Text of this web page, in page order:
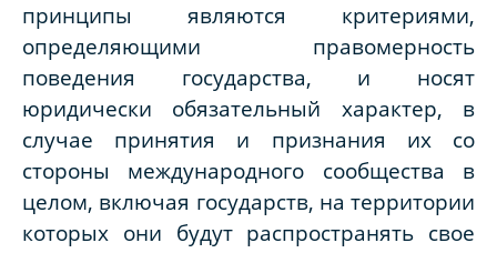
принципы являются критериями,
определяющими правомерность
поведения государства, и носят
юридически обязательный характер, в
случае принятия и признания их со
стороны международного сообщества в
целом, включая государств, на территории
которых они будут распространять свое